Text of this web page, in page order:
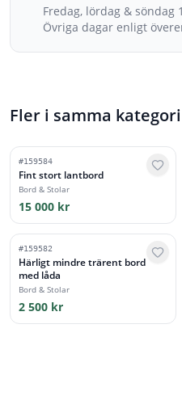
Fredag, lördag & söndag
Övriga dagar enligt
Fler i samma kategori
#159584
Fint stort lantbord
Bord & Stolar
15 000 kr
#159582
Härligt mindre trärent bord
med låda
Bord & Stolar
2 500 kr